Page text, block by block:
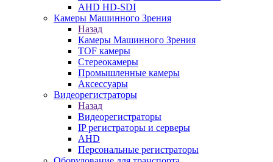
AHD HD-SDI
Камеры Машинного Зрения
Назад
Камеры Машинного Зрения
TOF камеры
Стереокамеры
Промышленные камеры
Аксессуары
Видеорегистраторы
Назад
Видеорегистраторы
IP регистраторы и серверы
AHD
Персональные регистраторы